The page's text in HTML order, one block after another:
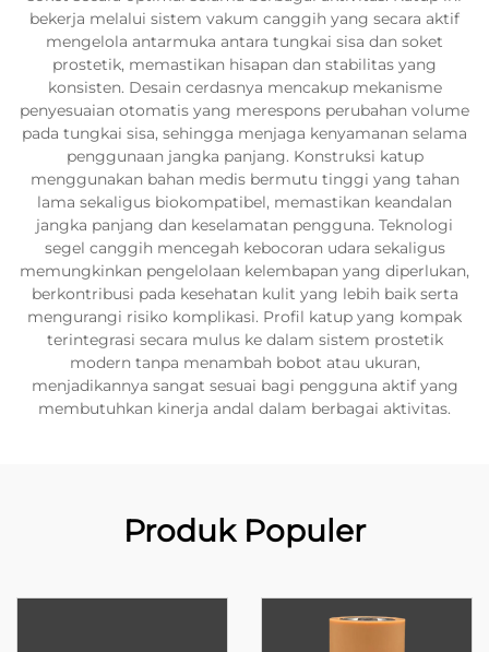
bekerja melalui sistem vakum canggih yang secara aktif
mengelola antarmuka antara tungkai sisa dan soket
prostetik, memastikan hisapan dan stabilitas yang
konsisten. Desain cerdasnya mencakup mekanisme
penyesuaian otomatis yang merespons perubahan volume
pada tungkai sisa, sehingga menjaga kenyamanan selama
penggunaan jangka panjang. Konstruksi katup
menggunakan bahan medis bermutu tinggi yang tahan
lama sekaligus biokompatibel, memastikan keandalan
jangka panjang dan keselamatan pengguna. Teknologi
segel canggih mencegah kebocoran udara sekaligus
memungkinkan pengelolaan kelembapan yang diperlukan,
berkontribusi pada kesehatan kulit yang lebih baik serta
mengurangi risiko komplikasi. Profil katup yang kompak
terintegrasi secara mulus ke dalam sistem prostetik
modern tanpa menambah bobot atau ukuran,
menjadikannya sangat sesuai bagi pengguna aktif yang
membutuhkan kinerja andal dalam berbagai aktivitas.
Produk Populer